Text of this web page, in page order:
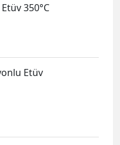
350°C
Etüv